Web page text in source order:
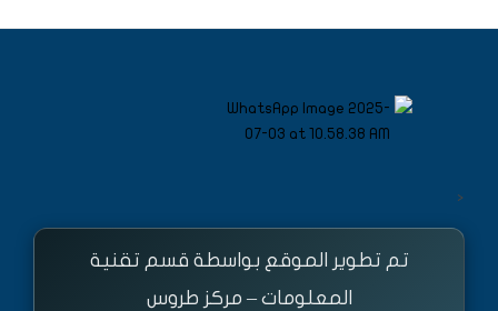
<
تم تطوير الموقع بواسطة قسم تقنية
المعلومات – مركز طروس